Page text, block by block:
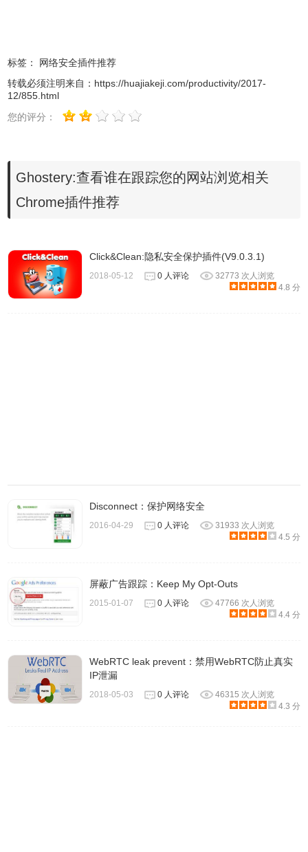
1.用户可以在本站离线下载
方法参照：怎么在谷歌浏览器中安装.crx扩展名的离线
https://huajiakeji.com/chrome/2014-09/177.html
2.在我们安装好Ghostery插件后，点击浏览器右上方的按钮，就可以
标签：
网络安全插件推荐
转载必须注明来自： https://huajiakeji.com/productivity/2017-
12/855.html
您的评分：
Ghostery:查看谁在跟踪您的网站浏览相关
Chrome插件推荐
Click&Clean:隐私安全保护插件(V9.0.3.1)
2018-05-12 0 人评论
32773 次人浏览
4.8 分
Disconnect：保护网络安全
2016-04-29 0 人评论
31933 次人浏览
4.5 分
屏蔽广告跟踪：Keep My Opt-Outs
2015-01-07 0 人评论
47766 次人浏览
4.4 分
WebRTC leak prevent：禁用WebRTC防止真实
IP泄漏
2018-05-03 0 人评论
46315 次人浏览
4.3 分